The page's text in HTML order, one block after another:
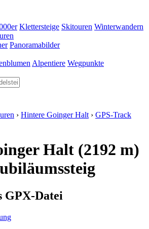
Klettersteige Skitouren Winterwandern
Panoramabilder
Alpentiere Wegpunkte
› Hintere Goinger Halt › GPS-Track
Halt (2192 m)
GPX-Datei